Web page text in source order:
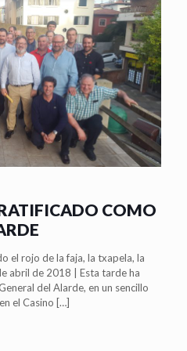
COMO
el rojo de la faja, la txapela, la
abril de 2018 | Esta tarde ha
del Alarde, en un sencillo
el Casino […]